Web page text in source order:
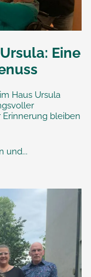
Eine
Haus Ursula
bleiben
und...